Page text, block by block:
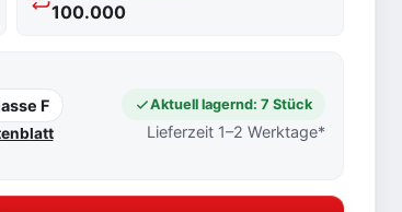
100.000
F Aktuell lagernd: 7 Stück
Lieferzeit 1–2 Werktage*